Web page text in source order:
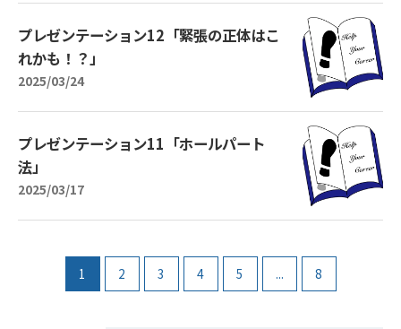
プレゼンテーション12「緊張の正体はこ
れかも！？」
2025/03/24
プレゼンテーション11「ホールパート
法」
2025/03/17
1 2 3 4 5 ... 8